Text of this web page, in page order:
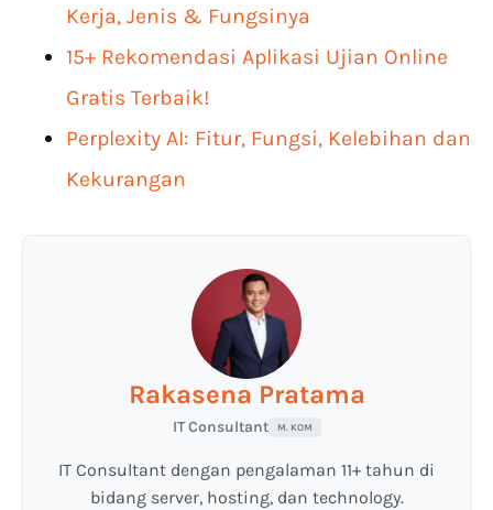
Kerja, Jenis & Fungsinya
15+ Rekomendasi Aplikasi Ujian Online
Gratis Terbaik!
Perplexity AI: Fitur, Fungsi, Kelebihan dan
Kekurangan
Rakasena Pratama
IT Consultant M. KOM
IT Consultant dengan pengalaman 11+ tahun di
bidang server, hosting, dan technology.